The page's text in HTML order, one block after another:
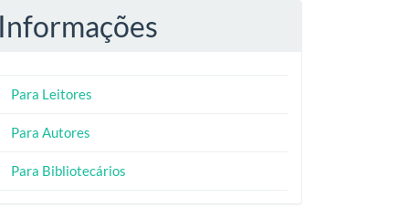
Informações
Para Leitores
Para Autores
Para Bibliotecários